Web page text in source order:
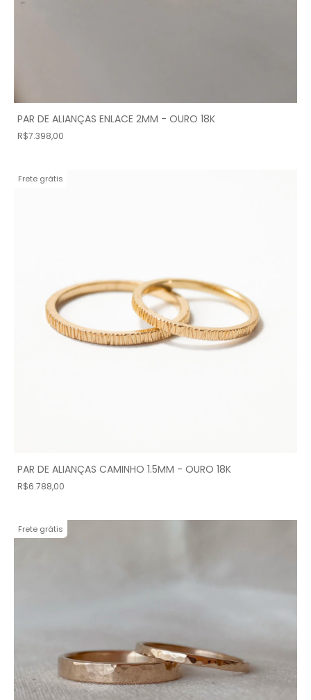
PAR DE ALIANÇAS ENLACE 2MM - OURO 18K
R$7.398,00
Frete grátis
PAR DE ALIANÇAS CAMINHO 1.5MM - OURO 18K
R$6.788,00
Frete grátis